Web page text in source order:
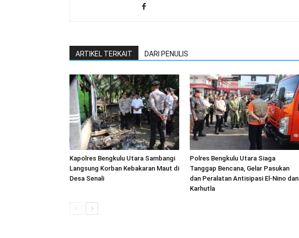
ARTIKEL TERKAIT DARI PENULIS
Kapolres Bengkulu Utara Sambangi
Langsung Korban Kebakaran Maut di
Desa Senali
Polres Bengkulu Utara Siaga
Tanggap Bencana, Gelar Pasukan
dan Peralatan Antisipasi El-Nino dan
Karhutla